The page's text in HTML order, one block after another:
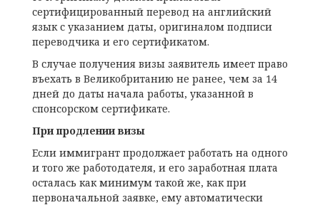
сертифицированный перевод на английский
язык с указанием даты, оригиналом подписи
переводчика и его сертификатом.
В случае получения визы заявитель имеет право
въехать в Великобританию не ранее, чем за 14
дней до даты начала работы, указанной в
спонсорском сертификате.
При продлении визы
Если иммигрант продолжает работать на одного
и того же работодателя, и его заработная плата
осталась как минимум такой же, как при
первоначальной заявке, ему автоматически